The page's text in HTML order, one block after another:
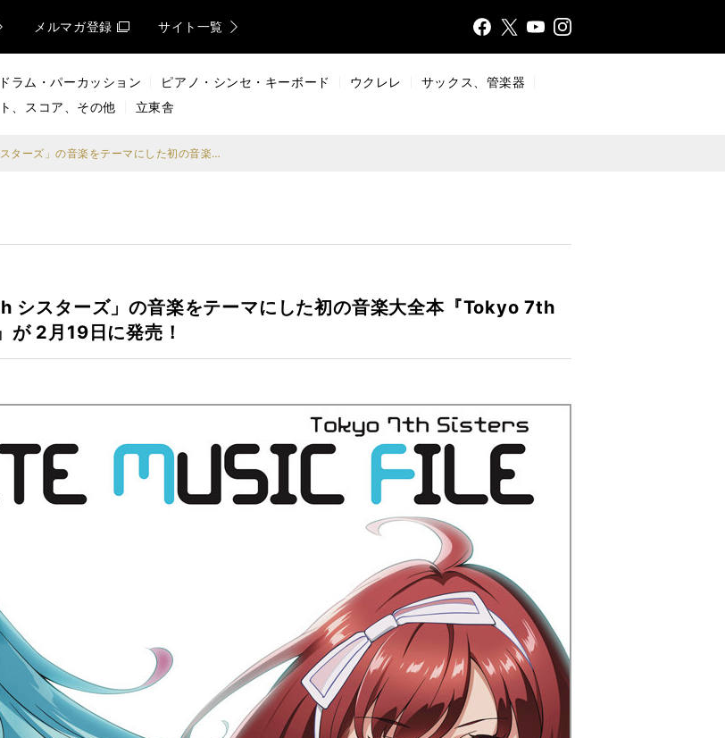
メルマガ登録 サイト一覧
FaceX
YouTInsta
ドラム・パーカッション ピアノ・シンセ・キーボード ウクレレ
サックス、管楽器
、スコア、その他 立東舎
話題のアイドル育成ゲーム「Tokyo 7th シスターズ」の音楽をテーマにした初の音楽大全本『Tokyo 7th シスターズ COMPLETE MUSIC FILE』が 2月19日に発売！
シスターズ」の音楽をテーマにした初の音楽大全本『Tokyo 7th
が 2月19日に発売！